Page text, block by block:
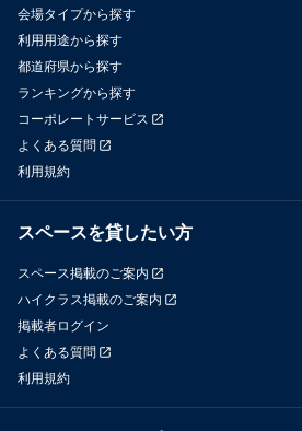
会場タイプから探す
利用用途から探す
都道府県から探す
ランキングから探す
コーポレートサービス
よくある質問
利用規約
スペースを貸したい方
スペース掲載のご案内
ハイクラス掲載のご案内
掲載者ログイン
よくある質問
利用規約